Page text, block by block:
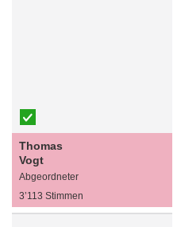
Thomas
Vogt
Abgeordneter
3’113 Stimmen